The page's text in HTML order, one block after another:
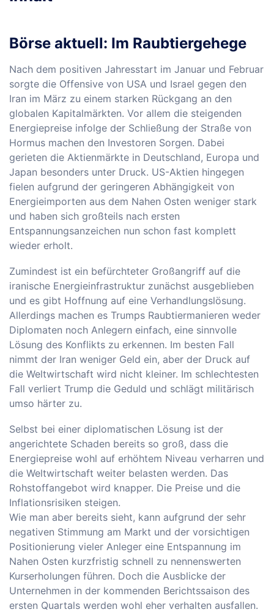
Börse aktuell: Im Raubtiergehege
Nach dem positiven Jahresstart im Januar und Februar
sorgte die Offensive von USA und Israel gegen den
Iran im März zu einem starken Rückgang an den
globalen Kapitalmärkten. Vor allem die steigenden
Energiepreise infolge der Schließung der Straße von
Hormus machen den Investoren Sorgen. Dabei
gerieten die Aktienmärkte in Deutschland, Europa und
Japan besonders unter Druck. US-Aktien hingegen
fielen aufgrund der geringeren Abhängigkeit von
Energieimporten aus dem Nahen Osten weniger stark
und haben sich großteils nach ersten
Entspannungsanzeichen nun schon fast komplett
wieder erholt.
Zumindest ist ein befürchteter Großangriff auf die
iranische Energieinfrastruktur zunächst ausgeblieben
und es gibt Hoffnung auf eine Verhandlungslösung.
Allerdings machen es Trumps Raubtiermanieren weder
Diplomaten noch Anlegern einfach, eine sinnvolle
Lösung des Konflikts zu erkennen. Im besten Fall
nimmt der Iran weniger Geld ein, aber der Druck auf
die Weltwirtschaft wird nicht kleiner. Im schlechtesten
Fall verliert Trump die Geduld und schlägt militärisch
umso härter zu.
Selbst bei einer diplomatischen Lösung ist der
angerichtete Schaden bereits so groß, dass die
Energiepreise wohl auf erhöhtem Niveau verharren und
die Weltwirtschaft weiter belasten werden. Das
Rohstoffangebot wird knapper. Die Preise und die
Inflationsrisiken steigen.
Wie man aber bereits sieht, kann aufgrund der sehr
negativen Stimmung am Markt und der vorsichtigen
Positionierung vieler Anleger eine Entspannung im
Nahen Osten kurzfristig schnell zu nennenswerten
Kurserholungen führen. Doch die Ausblicke der
Unternehmen in der kommenden Berichtssaison des
ersten Quartals werden wohl eher verhalten ausfallen.